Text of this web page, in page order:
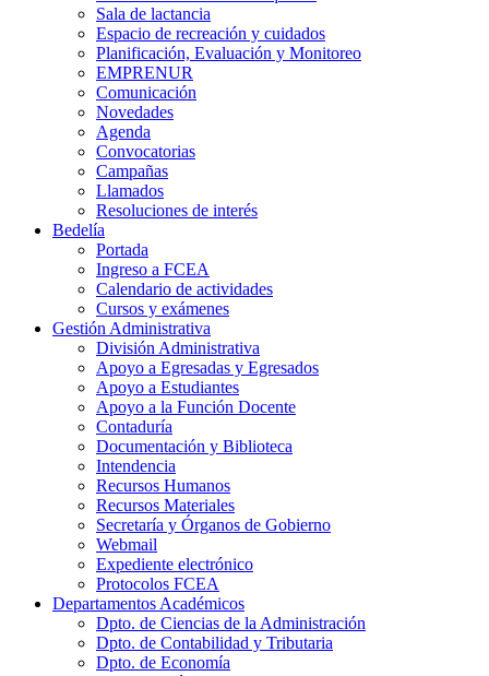
Sala de lactancia
Espacio de recreación y cuidados
Planificación, Evaluación y Monitoreo
EMPRENUR
Comunicación
Novedades
Agenda
Convocatorias
Campañas
Llamados
Resoluciones de interés
Bedelía
Portada
Ingreso a FCEA
Calendario de actividades
Cursos y exámenes
Gestión Administrativa
División Administrativa
Apoyo a Egresadas y Egresados
Apoyo a Estudiantes
Apoyo a la Función Docente
Contaduría
Documentación y Biblioteca
Intendencia
Recursos Humanos
Recursos Materiales
Secretaría y Órganos de Gobierno
Webmail
Expediente electrónico
Protocolos FCEA
Departamentos Académicos
Dpto. de Ciencias de la Administración
Dpto. de Contabilidad y Tributaria
Dpto. de Economía